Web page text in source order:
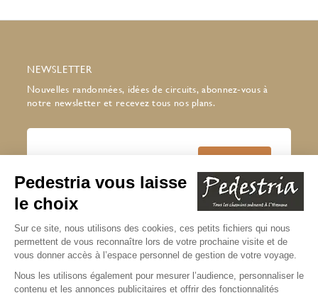
NEWSLETTER
Nouvelles randonnées, idées de circuits, abonnez-vous à
notre newsletter et recevez tous nos plans.
J’accepte de recevoir la newsletter
Pedestria
Lire notre politique de confidentialité
* champs obligatoires